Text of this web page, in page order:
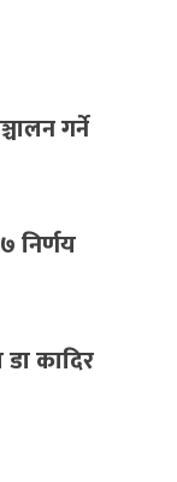
गर्ने
निर्णय
कादिर